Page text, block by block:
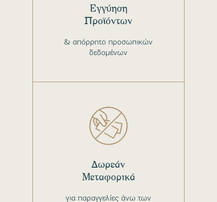
& απόρρητο προσωπικών
δεδομένων
Εγγύηση
Προϊόντων
για παραγγελίες άνω των
Δωρεάν
Μεταφορικά